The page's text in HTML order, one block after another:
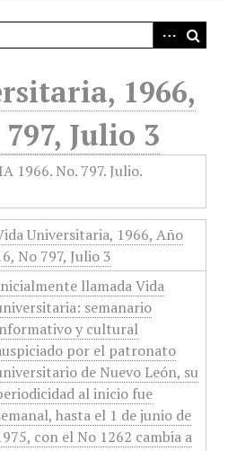
1966,
Julio 3
Universitaria, 1966, Año
No 797, Julio 3
llamada Vida
semanario
y cultural
por el patronato
de Nuevo León, su
al inicio fue
hasta el 1 de junio de
con el No 1262 cambia a